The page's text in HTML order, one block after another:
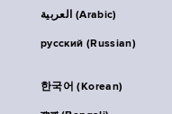
العربية (Arabic)
русский (Russian)
한국어 (Korean)